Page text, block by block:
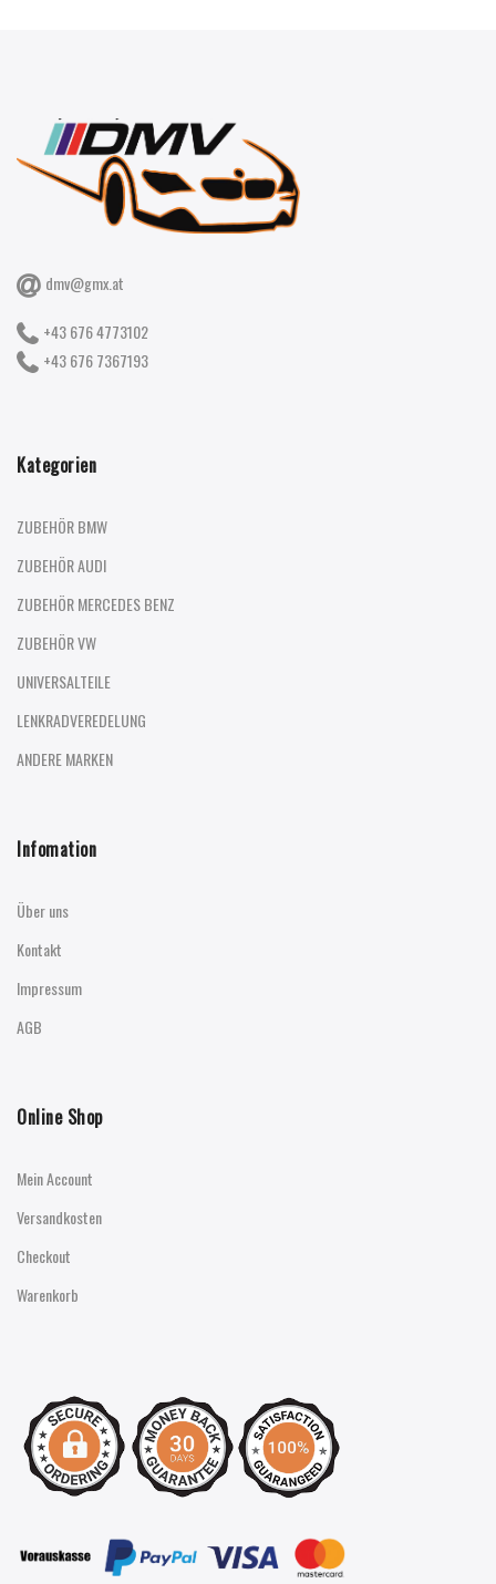
dmv@gmx.at
+43 676 4773102
+43 676 7367193
Kategorien
ZUBEHÖR BMW
ZUBEHÖR AUDI
ZUBEHÖR MERCEDES BENZ
ZUBEHÖR VW
UNIVERSALTEILE
LENKRADVEREDELUNG
ANDERE MARKEN
Infomation
Über uns
Kontakt
Impressum
AGB
Online Shop
Mein Account
Versandkosten
Checkout
Warenkorb